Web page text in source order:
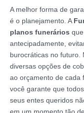
A melhor forma de
é o planejamento. A
planos funerários
antecipadamente,
burocráticas no futuro.
diversas opções de
ao orçamento de cada
você garante que
seus entes queridos